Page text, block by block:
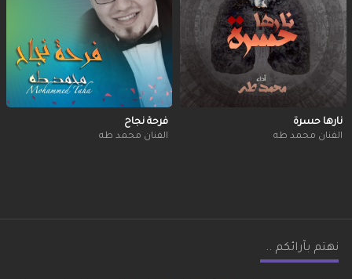
نارها حسرة
الفنان محمد طه
فرحة نجاح
الفنان محمد طه
نهتم بآرائكم ..